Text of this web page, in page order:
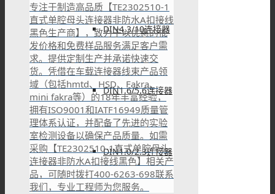
DIN4.3/10连接器
DIN1.6/5.6连接器
DIN1.0/2.3连接器
专注于制造高品质【TE2302510-1
直式单腔母头连接器非防水A扣接线
黑色生产商】，致力于以优惠的批
发价格和免费样品服务满足客户需
求。提供定制生产并承诺快速交
货。凭借在车载连接器线束产品领
域（包括hmtd、HSD、Fakra、
mini fakra等）的18年丰富经验，
拥有ISO9001和IATF16949质量管
理体系认证，并配备了先进的实验
室检测设备以确保产品质量。如需
采购【TE2302510-1直式单腔母头
连接器非防水A扣接线黑色】相关产
品，可随时拨打400-6263-698联系
我们，专业工程师为您服务。